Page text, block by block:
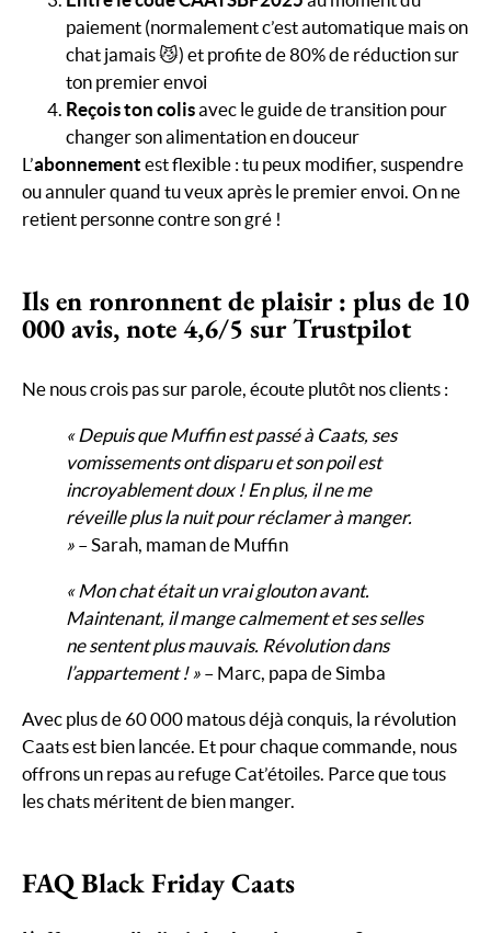
paiement (normalement c’est automatique mais on
chat jamais 😼) et profite de 80% de réduction sur
ton premier envoi
Reçois ton colisavec le guide de transition pour
changer son alimentation en douceur
L’abonnement est flexible : tu peux modifier, suspendre
ou annuler quand tu veux après le premier envoi. On ne
retient personne contre son gré !
Ils en ronronnent de plaisir : plus de 10
000 avis, note 4,6/5 sur Trustpilot
Ne nous crois pas sur parole, écoute plutôt nos clients :
« Depuis que Muffin est passé à Caats, ses
vomissements ont disparu et son poil est
incroyablement doux ! En plus, il ne me
réveille plus la nuit pour réclamer à manger.
» – Sarah, maman de Muffin
« Mon chat était un vrai glouton avant.
Maintenant, il mange calmement et ses selles
ne sentent plus mauvais. Révolution dans
l’appartement ! » – Marc, papa de Simba
Avec plus de 60 000 matous déjà conquis, la révolution
Caats est bien lancée. Et pour chaque commande, nous
offrons un repas au refuge Cat’étoiles. Parce que tous
les chats méritent de bien manger.
FAQ Black Friday Caats